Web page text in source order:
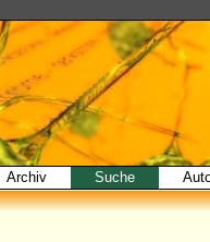
Archiv Suche